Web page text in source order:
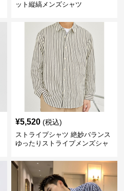
ット縦縞メンズシャツ
¥5,520 (税込)
ストライプシャツ 絶妙バランス
ゆったりストライプメンズシャ